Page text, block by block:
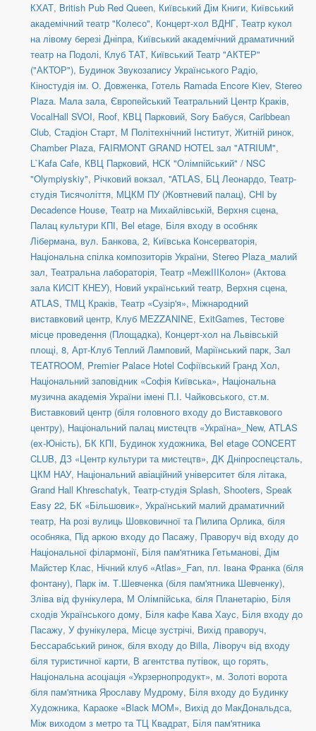
КХАТ, British Pub Red Queen, Київський Дім Книги, Київський
академічний театр "Колесо", Концерт-хол ВДНГ, Театр кукол
на лівому березі Дніпра, Київський академічний драматичний
театр на Подолі, Клуб ТАТ, Київський Театр "АКТЕР"
("АКТОР"), Будинок Звукозапису Українського Радіо,
Кіностудія ім. О. Довженка, Готель Ramada Encore Kiev, Stereo
Plaza. Мала зала, Європейський Театральний Центр Краків,
VocalHall SVOI, Roof, КВЦ Парковий, Sory Бабуся, Caribbean
Club, Стадіон Старт, М Політехнічний Інститут, Житній ринок,
Chamber Plaza, FAIRMONT GRAND HOTEL зал "ATRIUM",
L`Kafa Cafe, КВЦ Парковий, НСК "Олімпійський" / NSC
"Olympiyskiy", Річковий вокзал, ''ATLAS, БЦ Леонардо, Театр-
студія Тисячоліття, МЦКМ ПУ (Жовтневий палац), CHI by
Decadence House, Театр на Михайлівській, Верхня сцена,
Палац культури КПІ, Bel etage, Біля входу в особняк
Лібермана, вул. Банкова, 2, Київська Консерваторія,
Національна спілка композиторів України, Stereo Plaza_малий
зал, Театральна лабораторія, Театр «МежIIIКолон» (Актова
зала КИСІТ КНЕУ), Новий український театр, Верхня сцена,
ATLAS, ТМЦ Краків, Театр «Сузір'я», Міжнародний
виставковий центр, Клуб MEZZANINE, ExitGames, Тестове
місце проведення (Площадка), Концерт-хол на Львівській
площі, 8, Арт-Клуб Теплий Ламповий, Маріїнський парк, Зал
TEATROOM, Premier Palace Hotel Софіївський Гранд Хол,
Національний заповідник «Софія Київська», Національна
музична академія України імені П.І. Чайковського, ст.м.
Виставковий центр (біля головного входу до Виставкового
центру), Національний палац мистецтв «Україна»_New, ATLAS
(ex-Юність), БК КПІ, Будинок художника, Bel etage CONCERT
CLUB, ДЗ «Центр культури та мистецтв», ДK Дніпроспецсталь,
ЦКМ НАУ, Національний авіаційний університет біля літака,
Grand Hall Khreschatyk, Театр-студія Splash, Shooters, Speak
Easy 22, БК «Більшовик», Український малий драматичний
театр, На розі вулиць Шовковичної та Пилипа Орлика, біля
особняка, Під аркою входу до Пасажу, Праворуч від входу до
Національної філармонії, Біля пам'ятника Гетьманові, Дім
Майстер Клас, Нічний клуб «Atlas»_Fan, пл. Івана Франка (біля
фонтану), Парк ім. Т.Шевченка (біля пам'ятника Шевченку),
Зліва від фунікулера, М Олімпійська, біля Планетарію, Біля
сходів Українського дому, Біля кафе Кава Хаус, Біля входу до
Пасажу, У фунікулера, Місце зустрічі, Вихід праворуч,
Бессарабський ринок, біля входу до Billa, Ліворуч від входу
біля туристичної карти, В агентства путівок, що горять,
Національна асоціація «Укрзернопродукт», м. Золоті ворота
біля пам'ятника Ярославу Мудрому, Біля входу до Будинку
Художника, Караоке «Black MOM», Вихід до МакДональдса,
Між виходом з метро та ТЦ Квадрат, Біля пам'ятника